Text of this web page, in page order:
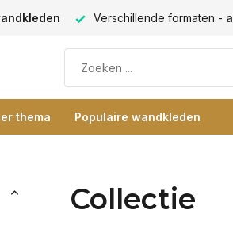
passende maat Vele blije klanten -
thema Populaire wandkleden
Collectie